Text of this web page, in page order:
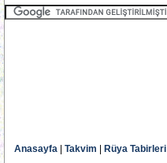
Anasayfa Takvim Rüya Tabirleri